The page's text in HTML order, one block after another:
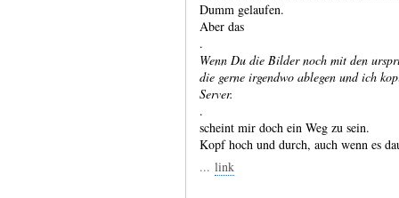
Dumm gelaufen.
Aber das
.
Wenn Du die Bilder noch mit den
die gerne irgendwo ablegen und ich
Server.
.
scheint mir doch ein Weg zu sein.
Kopf hoch und durch, auch wenn es
... link